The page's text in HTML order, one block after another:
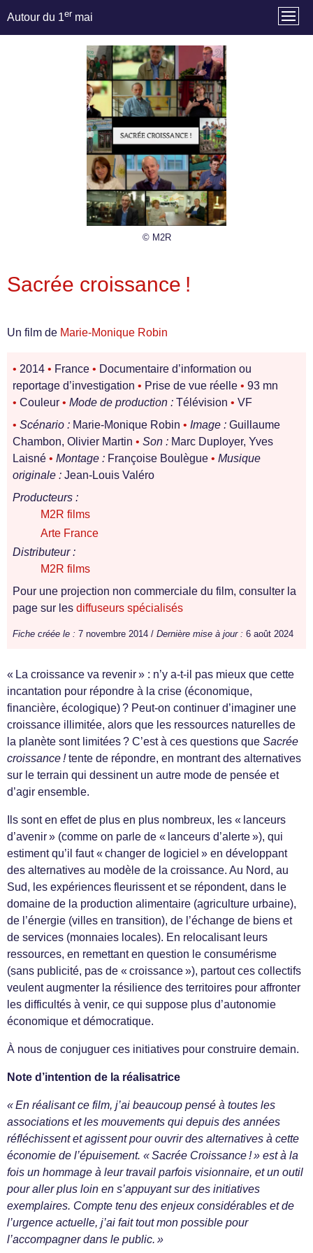
Autour du 1er mai
© M2R
Sacrée croissance !
Un film de Marie-Monique Robin
• 2014 • France • Documentaire d’information ou
reportage d’investigation • Prise de vue réelle • 93 mn
• Couleur • Mode de production : Télévision • VF
• Scénario : Marie-Monique Robin • Image : Guillaume
Chambon, Olivier Martin • Son : Marc Duployer, Yves
Laisné • Montage : Françoise Boulègue • Musique
originale : Jean-Louis Valéro
Producteurs :
M2R films
Arte France
Distributeur :
M2R films
Pour une projection non commerciale du film, consulter la
page sur les diffuseurs spécialisés
Fiche créée le : 7 novembre 2014 / Dernière mise à jour : 6 août 2024
« La croissance va revenir » : n’y a-t-il pas mieux que cette
incantation pour répondre à la crise (économique,
financière, écologique) ? Peut-on continuer d’imaginer une
croissance illimitée, alors que les ressources naturelles de
la planète sont limitées ? C’est à ces questions que Sacrée
croissance !tente de répondre, en montrant des alternatives
sur le terrain qui dessinent un autre mode de pensée et
d’agir ensemble.
Ils sont en effet de plus en plus nombreux, les « lanceurs
d’avenir » (comme on parle de « lanceurs d’alerte »), qui
estiment qu’il faut « changer de logiciel » en développant
des alternatives au modèle de la croissance. Au Nord, au
Sud, les expériences fleurissent et se répondent, dans le
domaine de la production alimentaire (agriculture urbaine),
de l’énergie (villes en transition), de l’échange de biens et
de services (monnaies locales). En relocalisant leurs
ressources, en remettant en question le consumérisme
(sans publicité, pas de « croissance »), partout ces collectifs
veulent augmenter la résilience des territoires pour affronter
les difficultés à venir, ce qui suppose plus d’autonomie
économique et démocratique.
À nous de conjuguer ces initiatives pour construire demain.
Note d’intention de la réalisatrice
« En réalisant ce film, j’ai beaucoup pensé à toutes les
associations et les mouvements qui depuis des années
réfléchissent et agissent pour ouvrir des alternatives à cette
économie de l’épuisement. « Sacrée Croissance ! » est à la
fois un hommage à leur travail parfois visionnaire, et un outil
pour aller plus loin en s’appuyant sur des initiatives
exemplaires. Compte tenu des enjeux considérables et de
l’urgence actuelle, j’ai fait tout mon possible pour
l’accompagner dans le public. »